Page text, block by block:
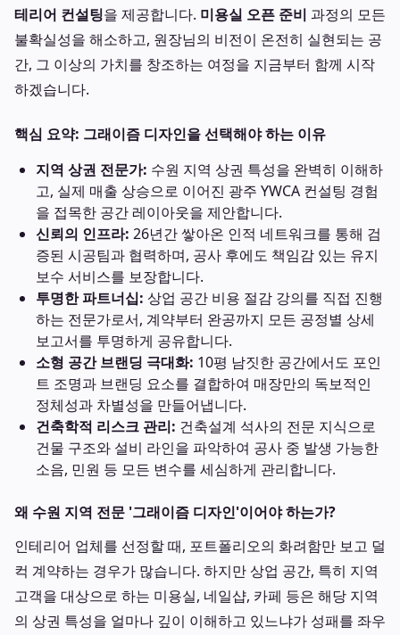
테리어 컨설팅을 제공합니다. 미용실 오픈 준비 과정의 모든
불확실성을 해소하고, 원장님의 비전이 온전히 실현되는 공
간, 그 이상의 가치를 창조하는 여정을 지금부터 함께 시작
하겠습니다.
핵심 요약: 그래이즘 디자인을 선택해야 하는 이유
지역 상권 전문가: 수원 지역 상권 특성을 완벽히 이해하
고, 실제 매출 상승으로 이어진 광주 YWCA 컨설팅 경험
을 접목한 공간 레이아웃을 제안합니다.
신뢰의 인프라: 26년간 쌓아온 인적 네트워크를 통해 검
증된 시공팀과 협력하며, 공사 후에도 책임감 있는 유지
보수 서비스를 보장합니다.
투명한 파트너십: 상업 공간 비용 절감 강의를 직접 진행
하는 전문가로서, 계약부터 완공까지 모든 공정별 상세
보고서를 투명하게 공유합니다.
소형 공간 브랜딩 극대화: 10평 남짓한 공간에서도 포인
트 조명과 브랜딩 요소를 결합하여 매장만의 독보적인
정체성과 차별성을 만들어냅니다.
건축학적 리스크 관리: 건축설계 석사의 전문 지식으로
건물 구조와 설비 라인을 파악하여 공사 중 발생 가능한
소음, 민원 등 모든 변수를 세심하게 관리합니다.
왜 수원 지역 전문 '그래이즘 디자인'이어야 하는가?
인테리어 업체를 선정할 때, 포트폴리오의 화려함만 보고 덜
컥 계약하는 경우가 많습니다. 하지만 상업 공간, 특히 지역
고객을 대상으로 하는 미용실, 네일샵, 카페 등은 해당 지역
의 상권 특성을 얼마나 깊이 이해하고 있느냐가 성패를 좌우